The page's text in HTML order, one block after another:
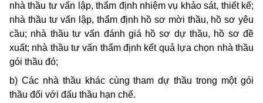
nhà thầu tư vấn lập, thẩm định nhiệm vụ khảo sát, thiết kế;
nhà thầu tư vấn lập, thẩm định hồ sơ mời thầu, hồ sơ yêu
cầu; nhà thầu tư vấn đánh giá hồ sơ dự thầu, hồ sơ đề
xuất; nhà thầu tư vấn thẩm định kết quả lựa chọn nhà thầu
gói thầu đó;
b) Các nhà thầu khác cùng tham dự thầu trong một gói
thầu đối với đấu thầu hạn chế.